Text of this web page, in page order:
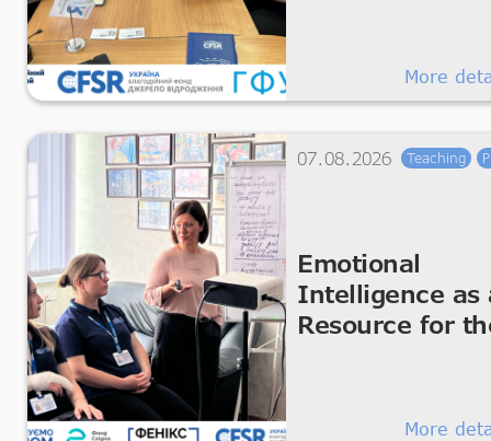
Essential
Dignity”
More
07.08.2026 Teaching
Emotional
Intelligence as
Resource for
More